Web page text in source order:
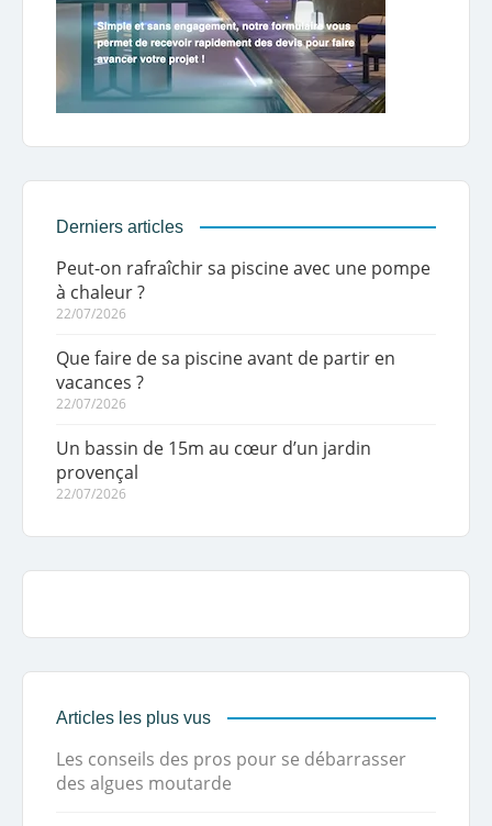
Derniers articles
Peut-on rafraîchir sa piscine avec une pompe
à chaleur ?
22/07/2026
Que faire de sa piscine avant de partir en
vacances ?
22/07/2026
Un bassin de 15m au cœur d’un jardin
provençal
22/07/2026
Articles les plus vus
Les conseils des pros pour se débarrasser
des algues moutarde